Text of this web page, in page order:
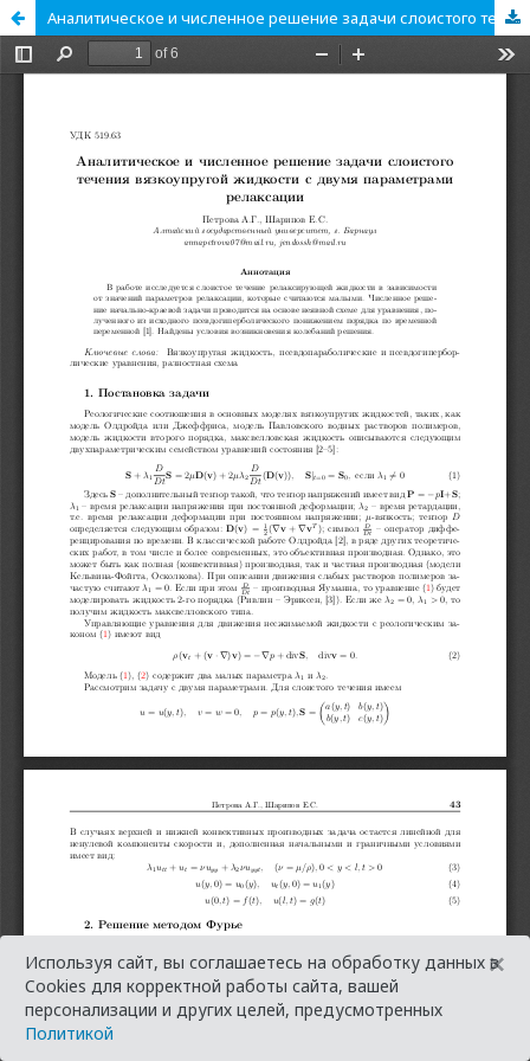
Аналитическое и численное решение задачи слоистого течения вязкоупругой жидкости c двумя параметрами релаксации
Используя сайт, вы соглашаетесь на обработку данных в
Cookies для корректной работы сайта, вашей
персонализации и других целей, предусмотренных
Политикой
×